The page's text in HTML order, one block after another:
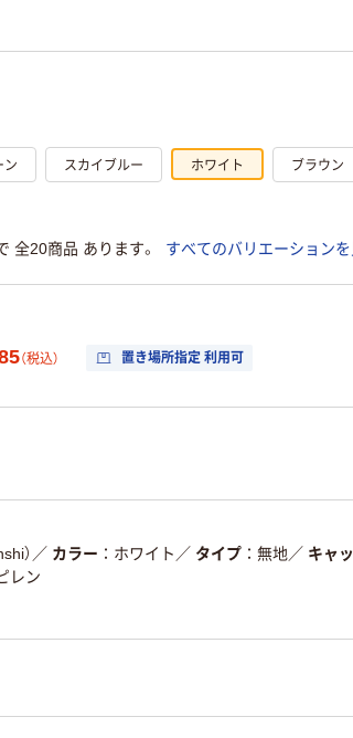
ン スカイブルー ホワイト ブラウン
全20商品 あります。
すべてのバリエーションを
（税込） 置き場所指定 利用可
） ／ カラー ホワイト ／ タイプ 無地／ キャ
レン